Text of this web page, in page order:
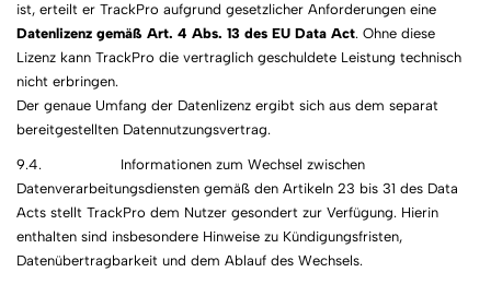
ist, erteilt er TrackPro aufgrund gesetzlicher Anforderungen eine
Datenlizenz gemäß Art. 4 Abs. 13 des EU Data Act. Ohne diese
Lizenz kann TrackPro die vertraglich geschuldete Leistung technisch
nicht erbringen.
Der genaue Umfang der Datenlizenz ergibt sich aus dem separat
bereitgestellten Datennutzungsvertrag.
9.4. Informationen zum Wechsel zwischen
Datenverarbeitungsdiensten gemäß den Artikeln 23 bis 31 des Data
Acts stellt TrackPro dem Nutzer gesondert zur Verfügung. Hierin
enthalten sind insbesondere Hinweise zu Kündigungsfristen,
Datenübertragbarkeit und dem Ablauf des Wechsels.